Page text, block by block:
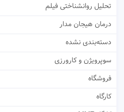
تحلیل روانشناختی فیلم
درمان هیجان مدار
دسته‌بندی نشده
سوپرویژن و کارورزی
فروشگاه
کارگاه